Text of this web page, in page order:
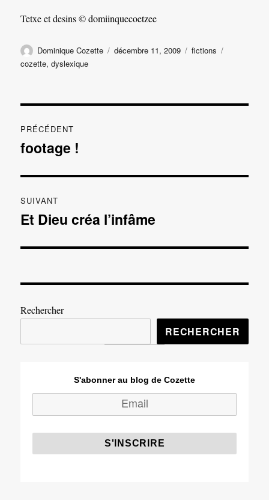
Tetxe et desins © domiinquecoetzee
Auteur
Dominique Cozette
Publié
décembre 11, 2009 Catégories
fictions
cozette,dyslexique
de
PRÉCÉDENT
Publication
footage !
SUIVANT
Publication
Et Dieu créa l’infâme
Rechercher
RECHERCHER
S'abonner au blog de Cozette